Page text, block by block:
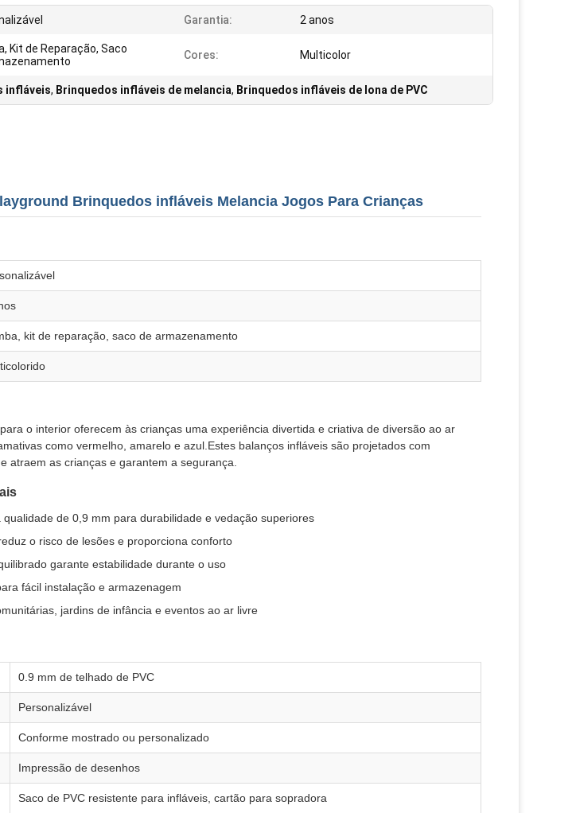
Garantia: 2 anos
Kit de Reparação, Saco
Cores: Multicolor
infláveis, Brinquedos infláveis de melancia, Brinquedos infláveis de lona de PVC
Brinquedos infláveis Melancia Jogos Para Crianças
kit de reparação, saco de armazenamento
o interior oferecem às crianças uma experiência divertida e criativa de diversão ao ar
como vermelho, amarelo e azul.Estes balanços infláveis são projetados com
atraem as crianças e garantem a segurança.
de 0,9 mm para durabilidade e vedação superiores
o risco de lesões e proporciona conforto
garante estabilidade durante o uso
fácil instalação e armazenagem
jardins de infância e eventos ao ar livre
0.9 mm de telhado de PVC
Personalizável
Conforme mostrado ou personalizado
Impressão de desenhos
Saco de PVC resistente para infláveis, cartão para sopradora